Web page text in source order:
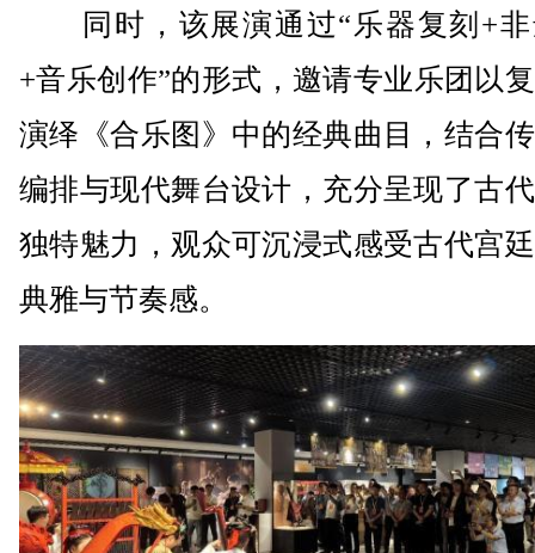
同时，该展演通过“乐器复刻+非
+音乐创作”的形式，邀请专业乐团以
演绎《合乐图》中的经典曲目，结合
编排与现代舞台设计，充分呈现了古
独特魅力，观众可沉浸式感受古代宫
典雅与节奏感。